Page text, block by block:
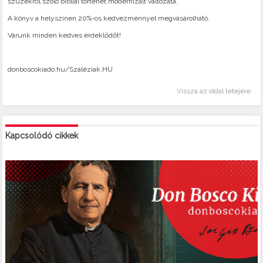
A könyv a helyszínen 20%-os kedvezménnyel megvásárolható.
Várunk minden kedves érdeklődőt!
donboscokiado.hu/Szaléziak.HU
Vissza az oldal tetejére
Kapcsolódó cikkek